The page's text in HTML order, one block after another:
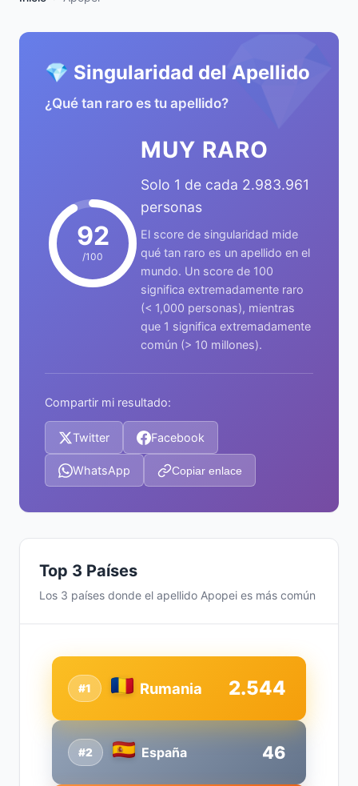
💎
💎 Singularidad del Apellido
¿Qué tan raro es tu apellido?
92
/100
MUY RARO
Solo 1 de cada 2.983.961
personas
El score de singularidad mide
qué tan raro es un apellido en el
mundo. Un score de 100
significa extremadamente raro
(< 1,000 personas), mientras
que 1 significa extremadamente
común (> 10 millones).
Compartir mi resultado:
Twitter Facebook
WhatsApp Copiar enlace
Top 3 Países
Los 3 países donde el apellido Apopei es más común
#2 España 46
#1 Rumania 2.544